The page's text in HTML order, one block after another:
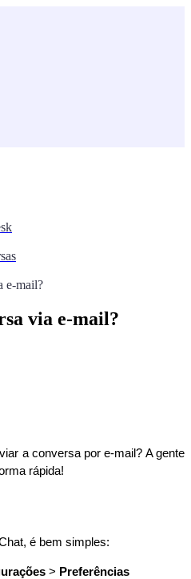
e-mail?
via e-mail?
a conversa por e-mail? A gente
rápida!
é bem simples:
> Preferências